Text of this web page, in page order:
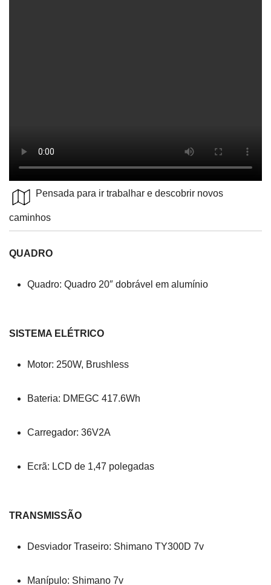
Pensada para ir trabalhar e descobrir novos
caminhos
QUADRO
Quadro: Quadro 20″ dobrável em alumínio
SISTEMA ELÉTRICO
Motor: 250W, Brushless
Bateria: DMEGC 417.6Wh
Carregador: 36V2A
Ecrã: LCD de 1,47 polegadas
TRANSMISSÃO
Desviador Traseiro: Shimano TY300D 7v
Manípulo: Shimano 7v